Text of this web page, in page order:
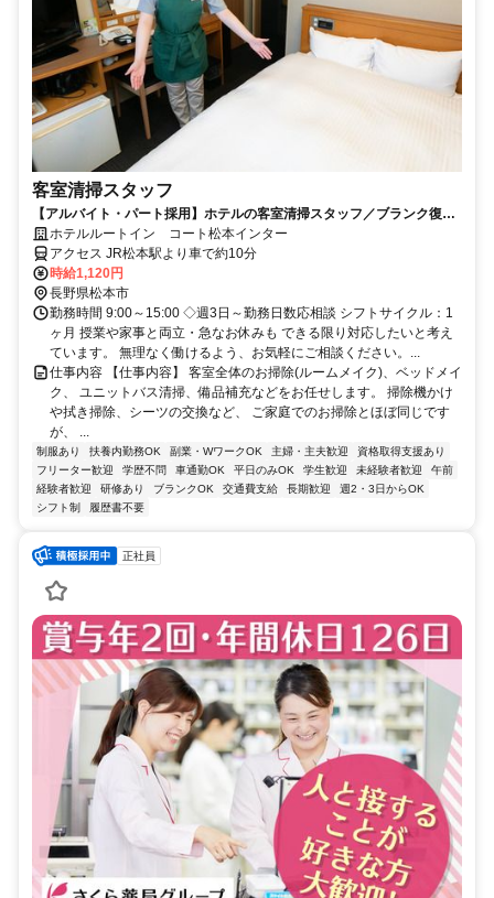
客室清掃スタッフ
【アルバイト・パート採用】ホテルの客室清掃スタッフ／ブランク復
帰・未経験歓迎！主婦(夫)さん活躍中
ホテルルートイン コート松本インター
アクセス JR松本駅より車で約10分
時給1,120円
長野県松本市
勤務時間 9:00～15:00 ◇週3日～勤務日数応相談 シフトサイクル：1
ヶ月 授業や家事と両立・急なお休みも できる限り対応したいと考え
ています。 無理なく働けるよう、お気軽にご相談ください。...
仕事内容 【仕事内容】 客室全体のお掃除(ルームメイク)、ベッドメイ
ク、 ユニットバス清掃、備品補充などをお任せします。 掃除機かけ
や拭き掃除、シーツの交換など、 ご家庭でのお掃除とほぼ同じです
が、 ...
制服あり 扶養内勤務OK 副業・WワークOK 主婦・主夫歓迎
資格取得支援あり
フリーター歓迎
学歴不問 車通勤OK 平日のみOK 学生歓迎 未経験者歓迎
午前
経験者歓迎
研修あり ブランクOK 交通費支給 長期歓迎
週2・3日からOK
シフト制
履歴書不要
正社員